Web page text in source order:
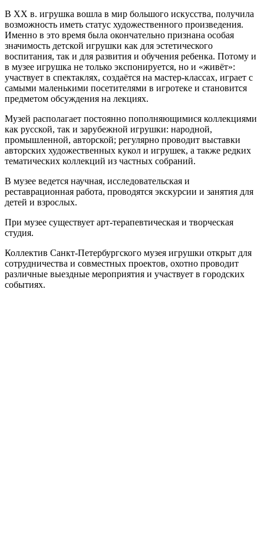
В ХХ в. игрушка вошла в мир большого искусства, получила
возможность иметь статус художественного произведения.
Именно в это время была окончательно признана особая
значимость детской игрушки как для эстетического
воспитания, так и для развития и обучения ребенка. Потому и
в музее игрушка не только экспонируется, но и «живёт»:
участвует в спектаклях, создаётся на мастер-классах, играет с
самыми маленькими посетителями в игротеке и становится
предметом обсуждения на лекциях.
Музей располагает постоянно пополняющимися коллекциями
как русской, так и зарубежной игрушки: народной,
промышленной, авторской; регулярно проводит выставки
авторских художественных кукол и игрушек, а также редких
тематических коллекций из частных собраний.
В музее ведется научная, исследовательская и
реставрационная работа, проводятся экскурсии и занятия для
детей и взрослых.
При музее существует арт-терапевтическая и творческая
студия.
Коллектив Санкт-Петербургского музея игрушки открыт для
сотрудничества и совместных проектов, охотно проводит
различные выездные мероприятия и участвует в городских
событиях.